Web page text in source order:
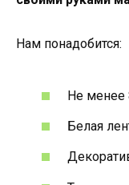
Нам понадобится:
Не менее
Белая